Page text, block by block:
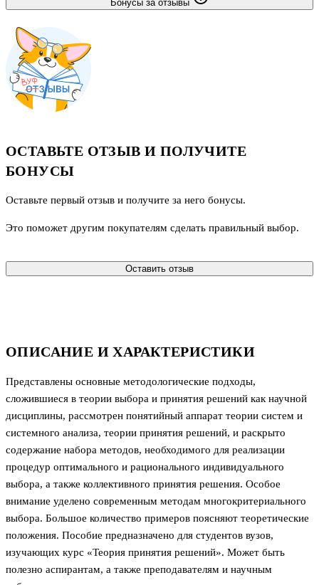
ОПИСАНИЕ И ХАРАКТЕРИСТИКИ
Представлены основные методологические подходы,
сложившиеся в теории выбора и принятия решений как научной
дисциплины, рассмотрен понятийный аппарат теории систем и
системного анализа, теории принятия решений, и раскрыто
содержание набора методов, необходимого для реализации
процедур оптимального и рационального индивидуального
выбора, а также коллективного принятия решения. Особое
внимание уделено современным методам многокритериального
выбора. Большое количество примеров поясняют теоретические
положения. Пособие предназначено для студентов вузов,
изучающих курс «Теория принятия решений». Может быть
полезно аспирантам, а также преподавателям и научным
Бонусы за отзывы
ОСТАВЬТЕ ОТЗЫВ И ПОЛУЧИТЕ
БОНУСЫ
Оставьте первый отзыв и получите за него бонусы.
Это поможет другим покупателям сделать правильный выбор.
Оставить отзыв